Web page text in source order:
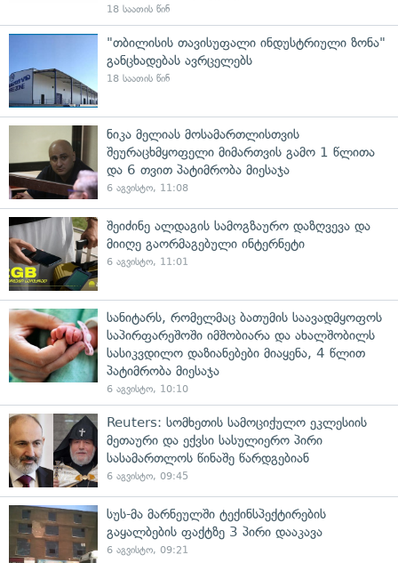
18 საათის წინ
"თბილისის თავისუფალი ინდუსტრიული ზონა"
განცხადებას ავრცელებს
18 საათის წინ
ნიკა მელიას მოსამართლისთვის
შეურაცხმყოფელი მიმართვის გამო 1 წლითა
და 6 თვით პატიმრობა მიესაჯა
6 აგვისტო, 11:08
შეიძინე ალდაგის სამოგზაურო დაზღვევა და
მიიღე გაორმაგებული ინტერნეტი
6 აგვისტო, 11:01
სანიტარს, რომელმაც ბათუმის საავადმყოფოს
საპირფარეშოში იმშობიარა და ახალშობილს
სასიკვდილო დაზიანებები მიაყენა, 4 წლით
პატიმრობა მიესაჯა
6 აგვისტო, 10:10
Reuters: სომხეთის სამოციქულო ეკლესიის
მეთაური და ექვსი სასულიერო პირი
სასამართლოს წინაშე წარდგებიან
6 აგვისტო, 09:45
სუს-მა მარნეულში ტექინსპექტირების
გაყალბების ფაქტზე 3 პირი დააკავა
6 აგვისტო, 09:21